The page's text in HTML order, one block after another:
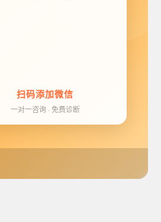
扫码添加微信
一对一咨询 · 免费诊断